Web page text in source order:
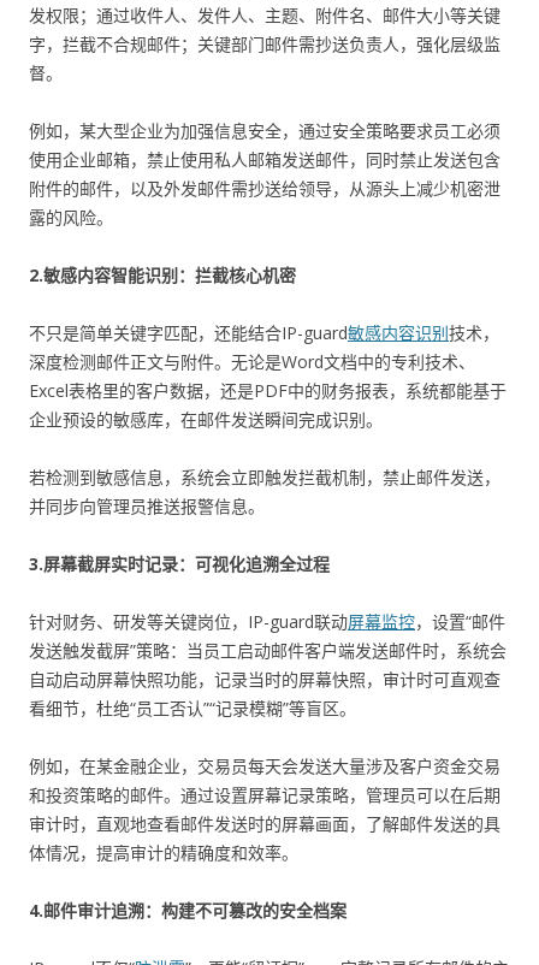
发权限；通过收件人、发件人、主题、附件名、邮件大小等关键
字，拦截不合规邮件；关键部门邮件需抄送负责人，强化层级监
督。
例如，某大型企业为加强信息安全，通过安全策略要求员工必须
使用企业邮箱，禁止使用私人邮箱发送邮件，同时禁止发送包含
附件的邮件，以及外发邮件需抄送给领导，从源头上减少机密泄
露的风险。
2.敏感内容智能识别：拦截核心机密
不只是简单关键字匹配，还能结合IP-guard敏感内容识别技术，
深度检测邮件正文与附件。无论是Word文档中的专利技术、
Excel表格里的客户数据，还是PDF中的财务报表，系统都能基于
企业预设的敏感库，在邮件发送瞬间完成识别。
若检测到敏感信息，系统会立即触发拦截机制，禁止邮件发送，
并同步向管理员推送报警信息。
3.屏幕截屏实时记录：可视化追溯全过程
针对财务、研发等关键岗位，IP-guard联动屏幕监控，设置“邮件
发送触发截屏”策略：当员工启动邮件客户端发送邮件时，系统会
自动启动屏幕快照功能，记录当时的屏幕快照，审计时可直观查
看细节，杜绝“员工否认”“记录模糊”等盲区。
例如，在某金融企业，交易员每天会发送大量涉及客户资金交易
和投资策略的邮件。通过设置屏幕记录策略，管理员可以在后期
审计时，直观地查看邮件发送时的屏幕画面，了解邮件发送的具
体情况，提高审计的精确度和效率。
4.邮件审计追溯：构建不可篡改的安全档案